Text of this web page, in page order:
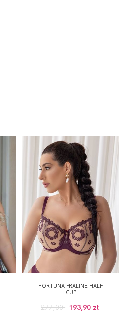
FORTUNA PRALINE HALF
CUP
277,00 193,90 zł